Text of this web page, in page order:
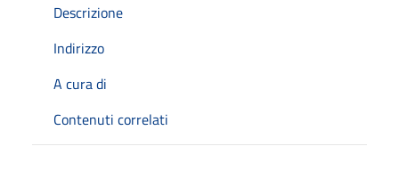
Descrizione
Indirizzo
A cura di
Contenuti correlati